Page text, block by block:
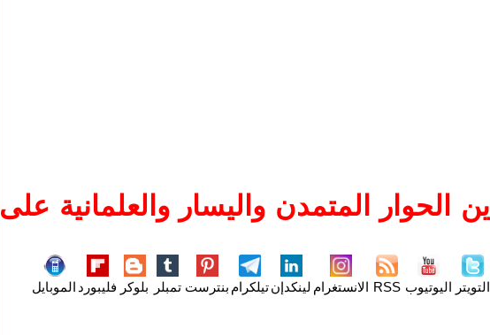
الحوار المتمدن واليسار والعلمانية على
التويتر اليوتيوب RSS الانستغرام لينكدإنتيلكرام بنترست تمبلر بلوكر فليبورد الموبايل